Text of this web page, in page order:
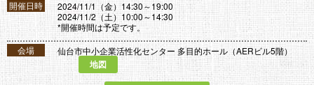
開催日時
2024/11/1（金）14:30～19:00
2024/11/2（土）10:00～14:30
*開催時間は予定です。
会場
仙台市中小企業活性化センター 多目的ホール（AERビル5階）
地図